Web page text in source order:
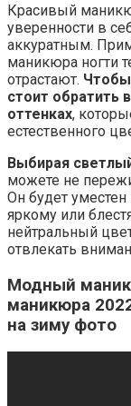
Красивый
уверенности в
аккуратным.
маникюра ногти
отрастают. Чтобы
стоит обратить
оттенках,
естественного
Выбирая
можете не
Он будет
яркому или
нейтральный
отвлекать
Модный
маникюра
на зиму фото